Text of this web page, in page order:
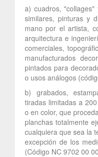
a) cuadros,
similares, pinturas y
mano por el artista,
arquitectura e
comerciales,
manufacturados
pintados para
o usos análogos
b) grabados,
tiradas limitadas a
o en color, que
planchas totalmente
cualquiera que sea la
excepción de los
(Código NC 9702 00